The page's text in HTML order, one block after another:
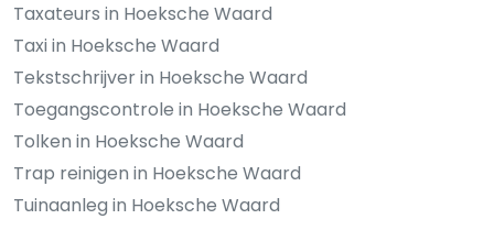
Taxateurs in Hoeksche Waard
Taxi in Hoeksche Waard
Tekstschrijver in Hoeksche Waard
Toegangscontrole in Hoeksche Waard
Tolken in Hoeksche Waard
Trap reinigen in Hoeksche Waard
Tuinaanleg in Hoeksche Waard